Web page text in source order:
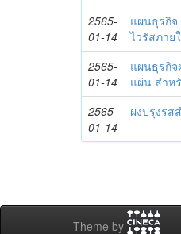
2565-
01-14
แผนธุรกิจ
ไวรัสภาย
2565-
01-14
แผนธุรกิ
แผ่น สำห
2565-
01-14
ผงปรุงรส
Theme by